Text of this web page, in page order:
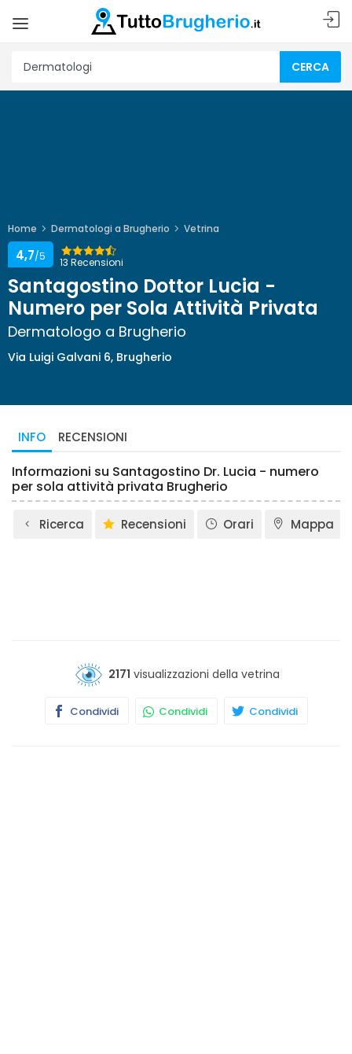
CERCA
Home Dermatologi a Brugherio Vetrina
13 Recensioni
4,7/5
Santagostino Dottor Lucia -
Numero per Sola Attività Privata
Dermatologo a Brugherio
Via Luigi Galvani 6, Brugherio
INFO RECENSIONI
Informazioni su Santagostino Dr. Lucia - numero
per sola attività privata Brugherio
Ricerca Recensioni Orari Mappa
2171 visualizzazioni della vetrina
Condividi Condividi Condividi